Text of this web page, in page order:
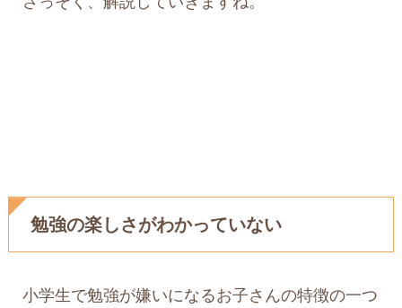
勉強の楽しさがわかっていない
小学生で勉強が嫌いになるお子さんの特徴の一つ